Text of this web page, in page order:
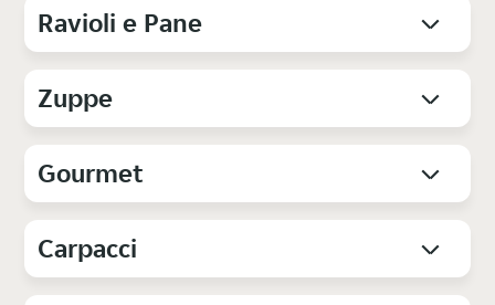
Ravioli e Pane
Zuppe
Gourmet
Carpacci